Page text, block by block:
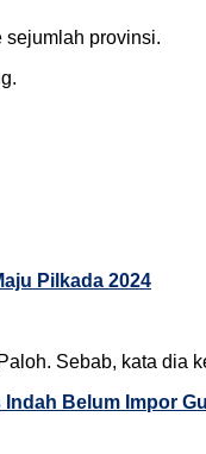
sejumlah provinsi.
Pilkada 2024
Sebab, kata dia
Belum Impor